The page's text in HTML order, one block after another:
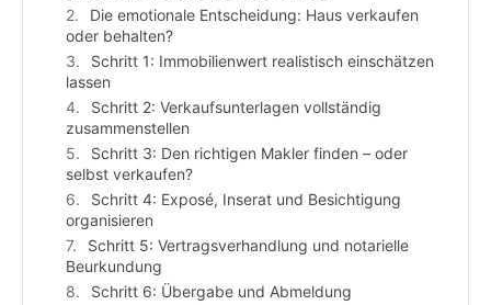
Die emotionale Entscheidung: Haus verkaufen
oder behalten?
Schritt 1: Immobilienwert realistisch einschätzen
lassen
Schritt 2: Verkaufsunterlagen vollständig
zusammenstellen
Schritt 3: Den richtigen Makler finden – oder
selbst verkaufen?
Schritt 4: Exposé, Inserat und Besichtigung
organisieren
Schritt 5: Vertragsverhandlung und notarielle
Beurkundung
Schritt 6: Übergabe und Abmeldung